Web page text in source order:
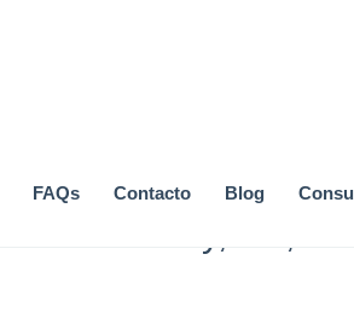
FAQs Contacto Blog